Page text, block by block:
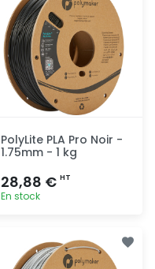
PolyLite PLA Pro Noir -
1.75mm - 1 kg
28,88 € HT
En stock
rapide